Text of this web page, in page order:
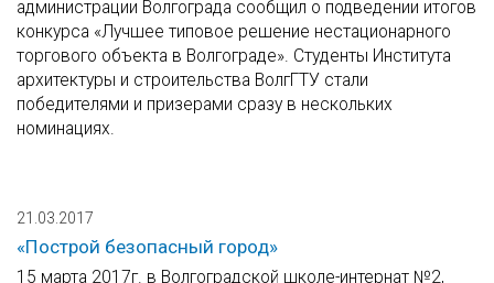
администрации Волгограда сообщил о подведении итогов
конкурса «Лучшее типовое решение нестационарного
торгового объекта в Волгограде». Студенты Института
архитектуры и строительства ВолгГТУ стали
победителями и призерами сразу в нескольких
номинациях.
21.03.2017
«Построй безопасный город»
15 марта 2017г. в Волгоградской школе-интернат №2,